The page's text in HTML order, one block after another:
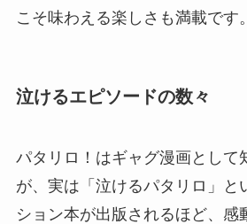
こそ味わえる楽しさも満載です。
泣けるエピソードの数々
パタリロ！はギャグ漫画として
が、実は「泣けるパタリロ」と
ション本が出版されるほど、感